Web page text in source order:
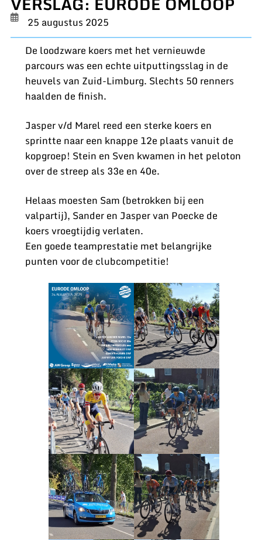
25 augustus 2025
De loodzware koers met het vernieuwde
parcours was een echte uitputtingsslag in de
heuvels van Zuid-Limburg. Slechts 50 renners
haalden de finish.
Jasper v/d Marel reed een sterke koers en
sprintte naar een knappe 12e plaats vanuit de
kopgroep! Stein en Sven kwamen in het peloton
over de streep als 33e en 40e.
Helaas moesten Sam (betrokken bij een
valpartij), Sander en Jasper van Poecke de
koers vroegtijdig verlaten.
Een goede teamprestatie met belangrijke
punten voor de clubcompetitie!